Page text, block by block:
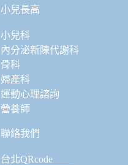
小兒長高
小兒科
內分泌新陳代謝科
骨科
婦產科
運動心理諮詢
營養師
聯絡我們
台北QRcode